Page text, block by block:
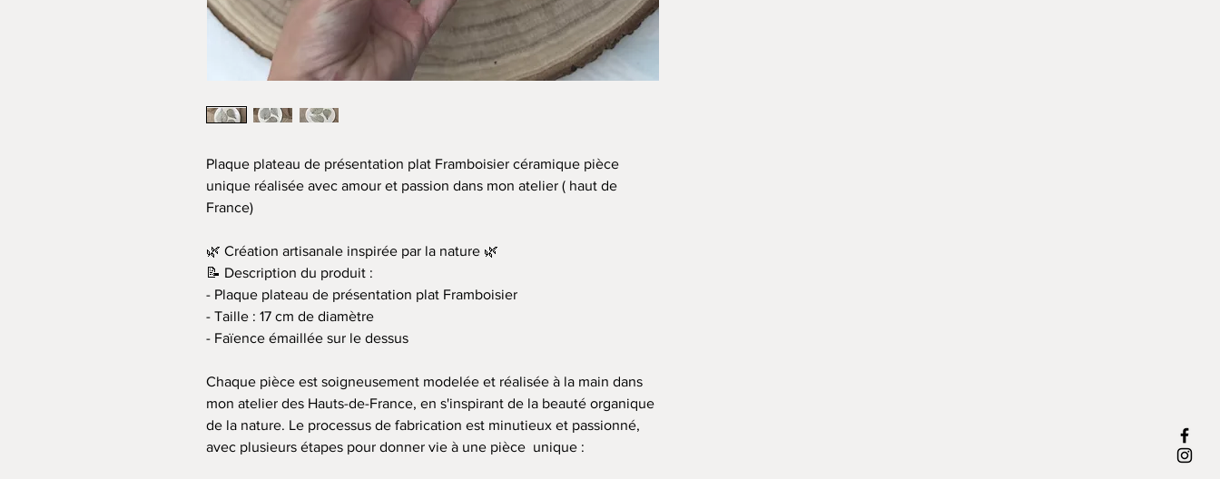
Plaque plateau de présentation plat Framboisier céramique pièce
unique réalisée avec amour et passion dans mon atelier ( haut de
France)
🌿 Création artisanale inspirée par la nature 🌿
📝 Description du produit :
- Plaque plateau de présentation plat Framboisier
- Taille : 17 cm de diamètre
- Faïence émaillée sur le dessus
Chaque pièce est soigneusement modelée et réalisée à la main dans
mon atelier des Hauts-de-France, en s'inspirant de la beauté organique
de la nature. Le processus de fabrication est minutieux et passionné,
avec plusieurs étapes pour donner vie à une pièce unique :